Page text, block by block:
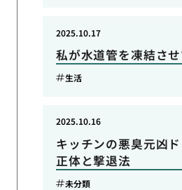
私が水道管を凍結さ
2025.10.17
生活
キッチンの悪臭元凶
正体と撃退法
2025.10.16
未分類